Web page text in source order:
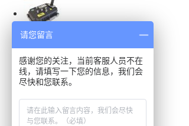
请您留言
感谢您的关注，当前客服人员不在
线，请填写一下您的信息，我们会
尽快和您联系。